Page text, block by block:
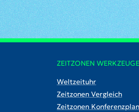
ZEITZONEN WERKZEUGE
Weltzeituhr
Zeitzonen Vergleich
Zeitzonen